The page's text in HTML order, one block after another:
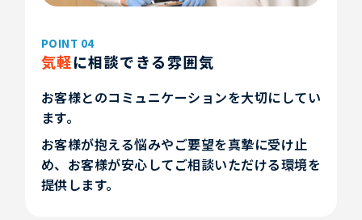
POINT 04
気軽に相談できる雰囲気
お客様とのコミュニケーションを大切にしてい
ます。
お客様が抱える悩みやご要望を真摯に受け止
め、お客様が安心してご相談いただける環境を
提供します。